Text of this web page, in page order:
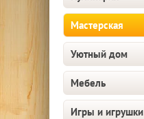
Мастерская
Уютный дом
Мебель
Игры и игрушки